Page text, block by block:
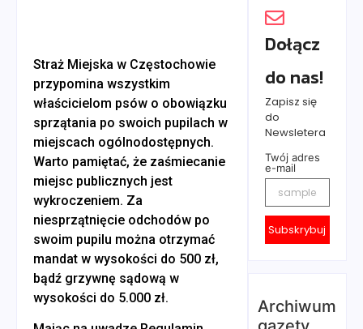
Straż Miejska w Częstochowie
przypomina wszystkim
właścicielom psów o obowiązku
sprzątania po swoich pupilach w
miejscach ogólnodostępnych.
Warto pamiętać, że zaśmiecanie
miejsc publicznych jest
wykroczeniem. Za
niesprzątnięcie odchodów po
swoim pupilu można otrzymać
mandat w wysokości do 500 zł,
bądź grzywnę sądową w
wysokości do 5.000 zł.
Dołącz
do nas!
Zapisz się
do
Newsletera
Twój adres
e-mail
Subskrybuj
Archiwum